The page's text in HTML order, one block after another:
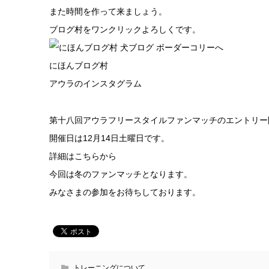
また時間を作って来ましょう。
ブログ村をワンクリックよろしくです。
にほんブログ村
アウラのインスタグラム
第十八回アウラフリースタイルファンマッチのエントリ
開催日は12月14日土曜日です。
詳細はこちらから
今回は冬のファンマッチとなります。
みなさまの参加をお待ちしております。